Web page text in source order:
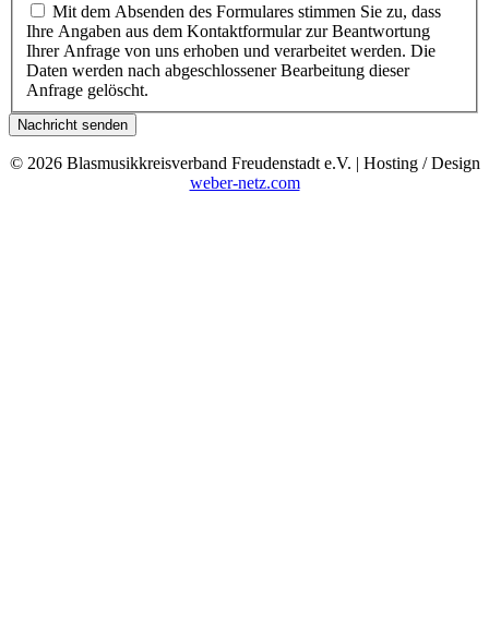
Mit dem Absenden des Formulares stimmen Sie zu, dass
Ihre Angaben aus dem Kontaktformular zur Beantwortung
Ihrer Anfrage von uns erhoben und verarbeitet werden. Die
Daten werden nach abgeschlossener Bearbeitung dieser
Anfrage gelöscht.
Nachricht senden
© 2026 Blasmusikkreisverband Freudenstadt e.V. | Hosting / Design
weber-netz.com